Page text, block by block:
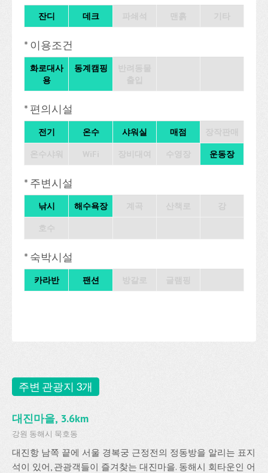
잔디 데크
* 이용조건
화로대사
용
동계캠핑
* 편의시설
전기 온수 샤워실 매점
운동장
* 주변시설
낚시 해수욕장
* 숙박시설
카라반 팬션
주변 관광지 3개
대진마을, 3.6km
강원 동해시 묵호동
대진항 남쪽 끝에 서울 경복궁 근정전의 정동방을 알리는 표지
석이 있어, 관광객들이 즐겨찾는 대진마을. 동해시 회타운인 어